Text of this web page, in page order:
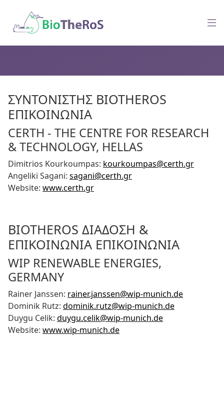
ΣΥΝΤΟΝΙΣΤΉΣ BIOTHEROS
ΕΠΙΚΟΙΝΩΝΊΑ
CERTH - THE CENTRE FOR RESEARCH
& TECHNOLOGY, HELLAS
Dimitrios Kourkoumpas: kourkoumpas@certh.gr
Angeliki Sagani: sagani@certh.gr
Website: www.certh.gr
BIOTHEROS ΔΙΆΔΟΣΗ &
ΕΠΙΚΟΙΝΩΝΊΑ ΕΠΙΚΟΙΝΩΝΊΑ
WIP RENEWABLE ENERGIES,
GERMANY
Rainer Janssen: rainer.janssen@wip-munich.de
Dominik Rutz: dominik.rutz@wip-munich.de
Duygu Celik: duygu.celik@wip-munich.de
Website: www.wip-munich.de